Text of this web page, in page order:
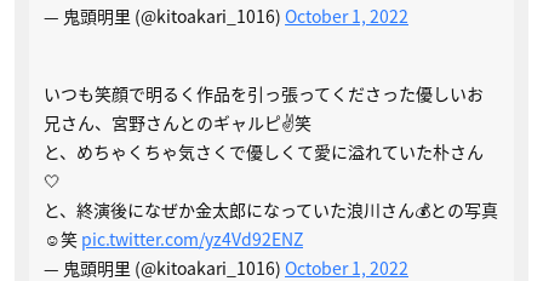
— 鬼頭明里 (@kitoakari_1016) October 1, 2022
いつも笑顔で明るく作品を引っ張ってくださった優しいお
兄さん、宮野さんとのギャルピ✌️笑
と、めちゃくちゃ気さくで優しくて愛に溢れていた朴さん
🤍
と、終演後になぜか金太郎になっていた浪川さん💰との写真
☺️笑 pic.twitter.com/yz4Vd92ENZ
— 鬼頭明里 (@kitoakari_1016) October 1, 2022